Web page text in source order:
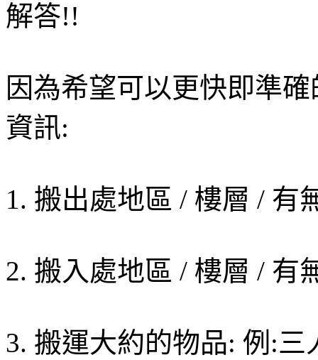
解答!!
因為希望可以更快即準
資訊:
1. 搬出處地區 / 樓層 / 有
2. 搬入處地區 / 樓層 / 有
3. 搬運大約的物品: 例:三